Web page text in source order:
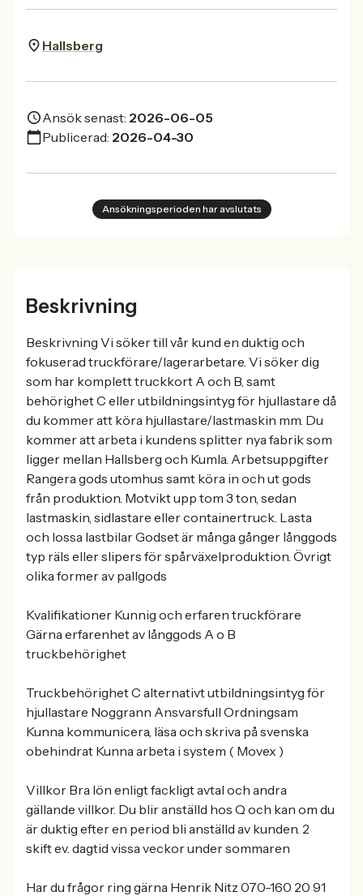
Hallsberg
Ansök senast: 2026-06-05
Publicerad: 2026-04-30
Ansökningsperioden har avslutats
Beskrivning
Beskrivning Vi söker till vår kund en duktig och
fokuserad truckförare/lagerarbetare. Vi söker dig
som har komplett truckkort A och B, samt
behörighet C eller utbildningsintyg för hjullastare då
du kommer att köra hjullastare/lastmaskin mm. Du
kommer att arbeta i kundens splitter nya fabrik som
ligger mellan Hallsberg och Kumla. Arbetsuppgifter
Rangera gods utomhus samt köra in och ut gods
från produktion. Motvikt upp tom 3 ton, sedan
lastmaskin, sidlastare eller containertruck. Lasta
och lossa lastbilar Godset är många gånger långgods
typ räls eller slipers för spårväxelproduktion. Övrigt
olika former av pallgods
Kvalifikationer Kunnig och erfaren truckförare
Gärna erfarenhet av långgods A o B
truckbehörighet
Truckbehörighet C alternativt utbildningsintyg för
hjullastare Noggrann Ansvarsfull Ordningsam
Kunna kommunicera, läsa och skriva på svenska
obehindrat Kunna arbeta i system ( Movex )
Villkor Bra lön enligt fackligt avtal och andra
gällande villkor. Du blir anställd hos Q och kan om du
är duktig efter en period bli anställd av kunden. 2
skift ev. dagtid vissa veckor under sommaren
Har du frågor ring gärna Henrik Nitz 070-160 20 91